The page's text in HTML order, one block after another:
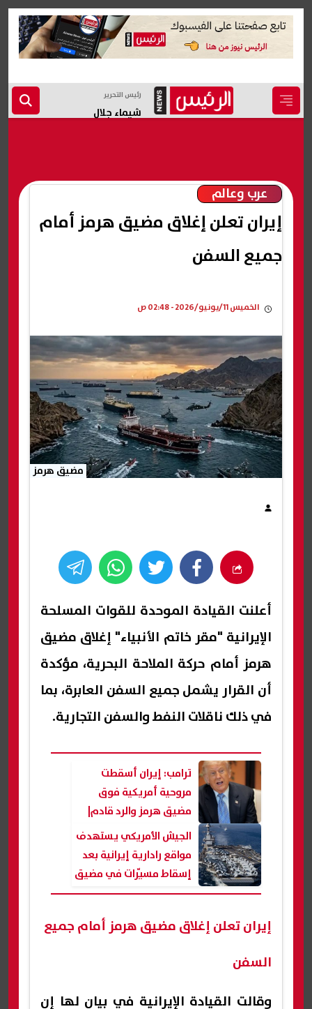
رئيس التحرير
شيماء جلال
عرب وعالم
إيران تعلن إغلاق مضيق هرمز أمام
جميع السفن
الخميس 11/يونيو/2026 - 02:48 ص
مضيق هرمز
أعلنت القيادة الموحدة للقوات المسلحة
الإيرانية "مقر خاتم الأنبياء" إغلاق مضيق
هرمز أمام حركة الملاحة البحرية، مؤكدة
أن القرار يشمل جميع السفن العابرة، بما
في ذلك ناقلات النفط والسفن التجارية.
ترامب: إيران أسقطت
مروحية أمريكية فوق
مضيق هرمز والرد قادم|
عاجل
الجيش الأمريكي يستهدف
مواقع رادارية إيرانية بعد
إسقاط مسيّرات في مضيق
هرمز| عاجل
إيران تعلن إغلاق مضيق هرمز أمام جميع
السفن
وقالت القيادة الإيرانية في بيان لها إن